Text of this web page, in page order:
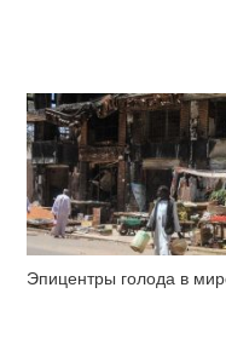
Эпицентры голода в